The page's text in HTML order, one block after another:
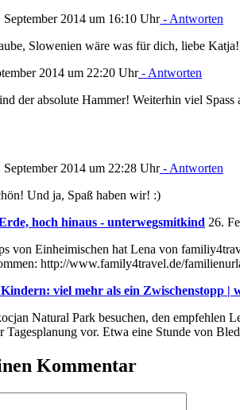
September 2014 um 16:10 Uhr- Antworten
Slowenien wäre was für dich, liebe
2014 um 22:20 Uhr- Antworten
der absolute Hammer! Weiterhin viel Spass
September 2014 um 22:28 Uhr- Antworten
Und ja, Spaß haben wir! :)
hoch hinaus - unterwegsmitkind 26.
von Einheimischen hat Lena von
http://www.family4travel.de/
viel mehr als ein Zwischenstopp |
Natural Park besuchen, den empfehlen
Tagesplanung vor. Etwa eine Stunde von
Kommentar